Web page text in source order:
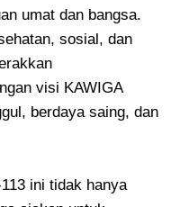
umat dan bangsa.
sosial, dan
visi KAWIGA
berdaya saing, dan
ini tidak hanya